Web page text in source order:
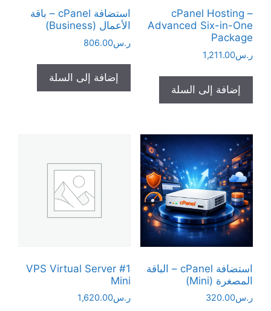
cPanel Hosting –
Advanced Six-in-One
Package
ر.س1,211.00
إضافة إلى السلة
استضافة cPanel – باقة
الأعمال (Business)
ر.س806.00
إضافة إلى السلة
استضافة cPanel – الباقة
المصغرة (Mini)
ر.س320.00
VPS Virtual Server #1
Mini
ر.س1,620.00